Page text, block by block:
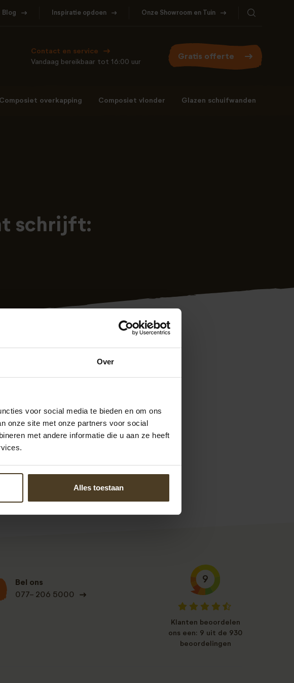
Over
voor social media te bieden en om ons
onze site met onze partners voor social
met andere informatie die u aan ze heeft
Alles toestaan
Blog Inspiratie opdoen Onze Showroom en Tuin
Contact en service
Vandaag bereikbaar tot 16:00 uur
Gratis offerte
Composiet overkapping Composiet vlonder Glazen schuifwanden
schrijft:
Bel ons
077- 206 5000
9
Klanten beoordelen
ons een: 9 uit de 930
beoordelingen